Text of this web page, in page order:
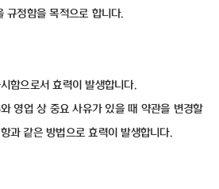
규정함을 목적으로 합니다.
함으로서 효력이 발생합니다.
영업 상 중요 사유가 있을 때 약관을 변경할
과 같은 방법으로 효력이 발생합니다.